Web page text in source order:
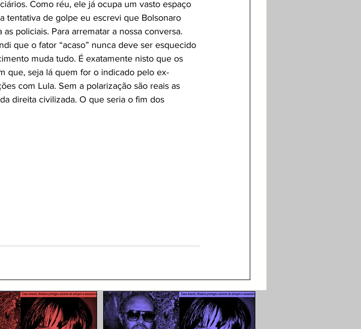
Como réu, ele já ocupa um vasto espaço
tentativa de golpe eu escrevi que Bolsonaro
policiais. Para arrematar a nossa conversa.
que o fator “acaso” nunca deve ser esquecido
muda tudo. É exatamente nisto que os
que, seja lá quem for o indicado pelo ex-
com Lula. Sem a polarização são reais as
direita civilizada. O que seria o fim dos